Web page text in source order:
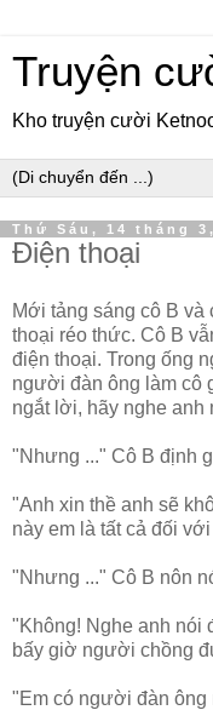
Truyện
Kho truyện cười
Thứ Sáu, 14 tháng
Điện thoại
Mới tảng sáng cô B và
thoại réo thức. Cô B
điện thoại. Trong ống
người đàn ông làm cô
ngắt lời, hãy nghe anh
"Nhưng ..." Cô B định
"Anh xin thề anh sẽ
này em là tất cả đối
"Nhưng ..." Cô B nôn
"Không! Nghe anh nói
bấy giờ người chồng
"Em có người đàn ông